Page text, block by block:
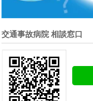
交通事故病院 相談窓口